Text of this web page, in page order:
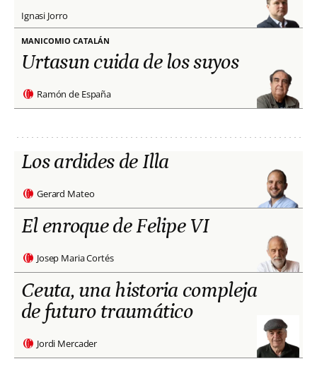
Ignasi Jorro
MANICOMIO CATALÁN
Urtasun cuida de los suyos
Ramón de España
Los ardides de Illa
Gerard Mateo
El enroque de Felipe VI
Josep Maria Cortés
Ceuta, una historia compleja
de futuro traumático
Jordi Mercader